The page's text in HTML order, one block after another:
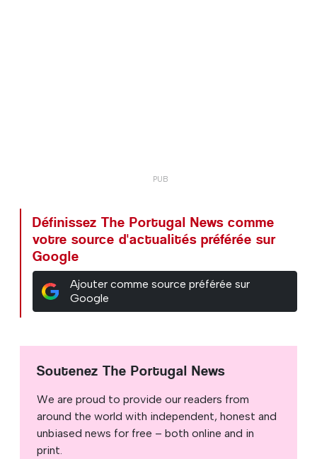
Définissez The Portugal News comme
votre source d'actualités préférée sur
Google
Ajouter comme source préférée sur
Google
Soutenez The Portugal News
We are proud to provide our readers from
around the world with independent, honest and
unbiased news for free – both online and in
print.